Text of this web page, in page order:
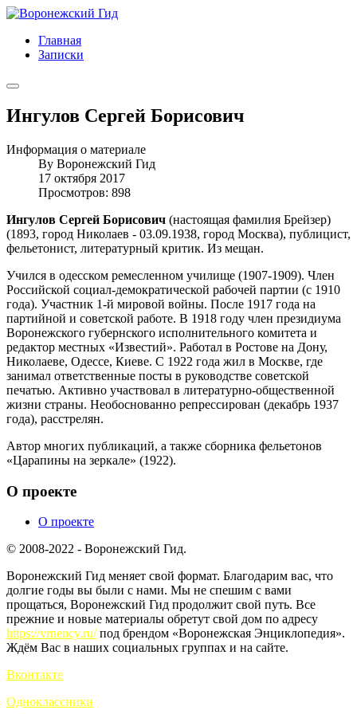
Главная
Записки
Ингулов Сергей Борисович
Информация о материале
By Воронежский Гид
17 октября 2017
Просмотров: 898
Ингулов Сергей Борисович (настоящая фамилия Брейзер)
(1893, город Николаев - 03.09.1938, город Москва), публицист,
фельетонист, литературный критик. Из мещан.
Учился в одесском ремесленном училище (1907-1909). Член
Российской социал-демократической рабочей партии (с 1910
года). Участник 1-й мировой войны. После 1917 года на
партийной и советской работе. В 1918 году член президиума
Воронежского губернского исполнительного комитета и
редактор местных «Известий». Работал в Ростове на Дону,
Николаеве, Одессе, Киеве. С 1922 года жил в Москве, где
занимал ответственные посты в руководстве советской
печатью. Активно участвовал в литературно-общественной
жизни страны. Необоснованно репрессирован (декабрь 1937
года), расстрелян.
Автор многих публикаций, а также сборника фельетонов
«Царапины на зеркале» (1922).
О проекте
О проекте
© 2008-2022 - Воронежский Гид.
Воронежский Гид меняет свой формат. Благодарим вас, что
долгие годы вы были с нами. Мы не спешим с вами
прощаться, Воронежский Гид продолжит свой путь. Все
прежние и новые материалы обретут свой дом по адресу
https://vrnency.ru/под брендом «Воронежская Энциклопедия».
Ждём Вас в наших социальных группах и на сайте.
Вконтакте
Одноклассники